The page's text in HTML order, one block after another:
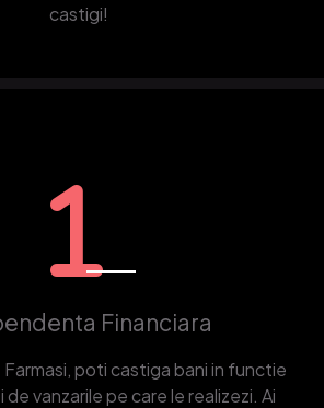
castigi!
Financiara
poti castiga bani in functie
vanzarile pe care le realizezi. Ai